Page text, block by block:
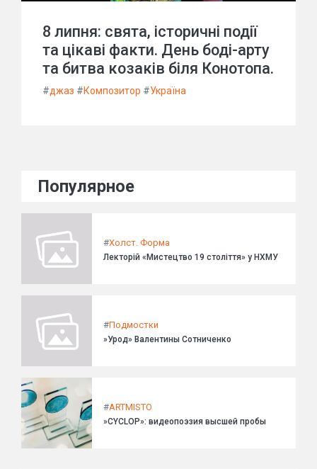
8 липня: свята, історичні події
та цікаві факти. День боді-арту
та битва козаків біля Конотопа.
#джаз #Композитор #Україна
Популярное
#Холст. Форма
Лекторій «Мистецтво 19 століття» у НХМУ
#Подмостки
»Урод» Валентины Сотниченко
#ARTMISTO
»CYCLOP»: видеопоэзия высшей пробы